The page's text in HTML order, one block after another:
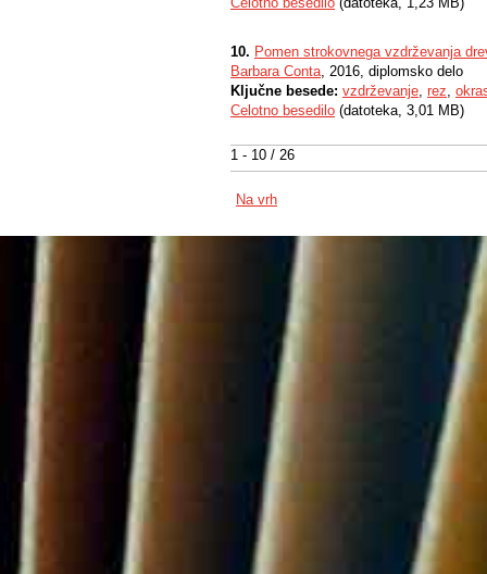
1 - 10 / 26
10. Pomen strokovnega vzdrževanja
Barbara Conta, 2016, diplomsko delo
Ključne besede: vzdrževanje, rez,
Celotno besedilo (datoteka, 3,01 MB)
Na vrh